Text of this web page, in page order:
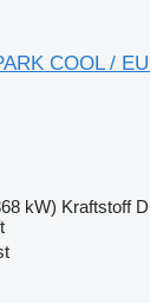
COOL /
kW) Kraftstoff